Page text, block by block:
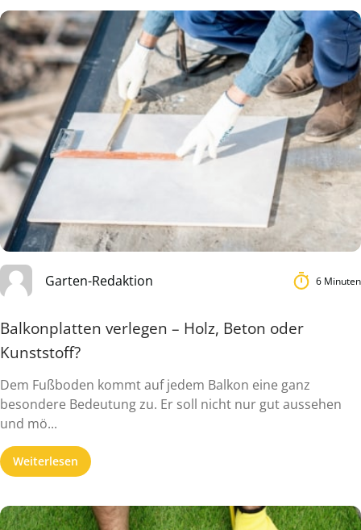
Garten-Redaktion 6 Minuten
Balkonplatten verlegen – Holz, Beton oder
Kunststoff?
Dem Fußboden kommt auf jedem Balkon eine ganz
besondere Bedeutung zu. Er soll nicht nur gut aussehen
und mö...
Weiterlesen